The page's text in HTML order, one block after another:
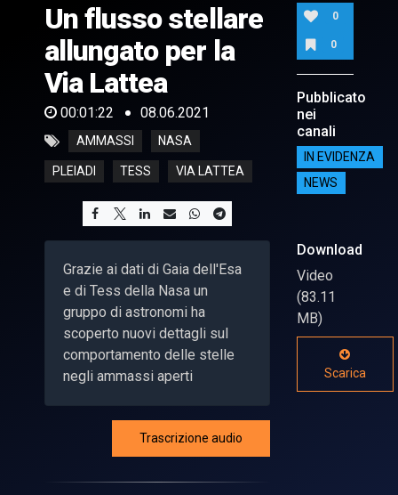
22
seconds
Un flusso stellare
allungato per la
Via Lattea
00:01:22 08.06.2021
AMMASSI NASA
PLEIADI TESS VIA LATTEA
Grazie ai dati di Gaia dell'Esa
e di Tess della Nasa un
gruppo di astronomi ha
scoperto nuovi dettagli sul
comportamento delle stelle
negli ammassi aperti
Trascrizione audio
0
0
Pubblicato
nei
canali
IN EVIDENZA
NEWS
Download
Video
(83.11
MB)
Scarica